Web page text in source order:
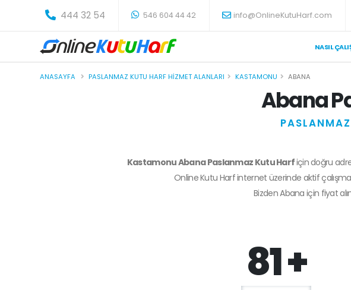
444 32 54 546 604 44 42 info@OnlineKutuHarf.com
NASIL
ANASAYFA PASLANMAZ KUTU HARF HIZMET ALANLARI KASTAMONU ABANA
Abana
Kastamonu Abana Paslanmaz Kutu Harfiçin doğru
Online Kutu Harf internet üzerinde aktif
BizdenAbana için fiyat
81 +